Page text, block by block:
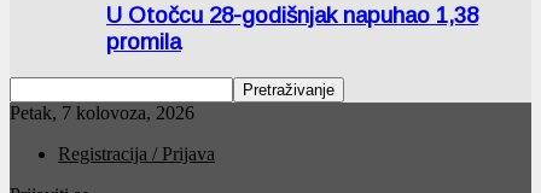
U Otočcu 28-godišnjak napuhao 1,38
promila
Petak, 7 kolovoza, 2026
Registracija / Prijava